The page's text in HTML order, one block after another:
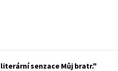
naučná pro dospělé
senzace Můj bratr.